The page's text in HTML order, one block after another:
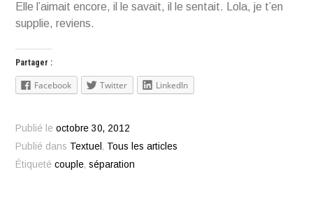
Elle l’aimait encore, il le savait, il le sentait. Lola, je t’en
supplie, reviens.
Partager :
Facebook Twitter LinkedIn
Publié leoctobre 30, 2012
Publié dans Textuel , Tous les articles
Étiquetécouple,séparation